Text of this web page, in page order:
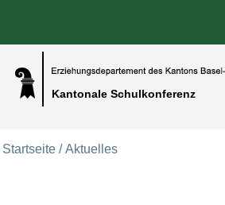
Kantonale Schulkonferenz
Benutzerspezifische Werkzeuge
Direkt zum Inhalt|Direkt zur Navigation
Startseite /Aktuelles